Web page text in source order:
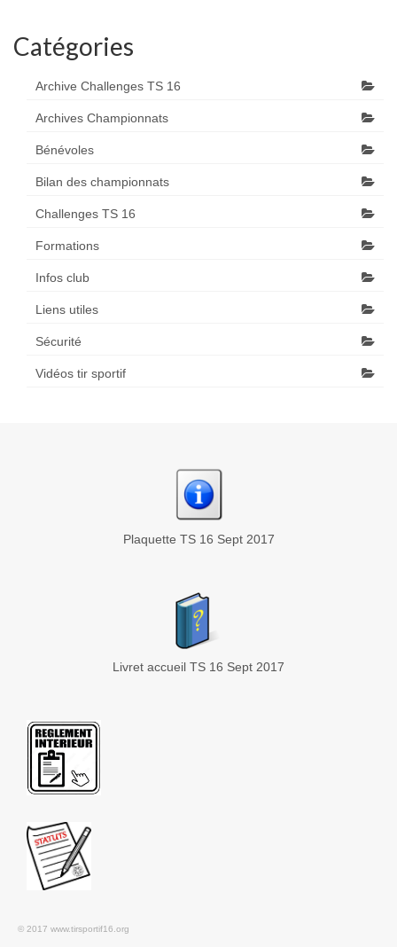
Catégories
Archive Challenges TS 16
Archives Championnats
Bénévoles
Bilan des championnats
Challenges TS 16
Formations
Infos club
Liens utiles
Sécurité
Vidéos tir sportif
Plaquette TS 16 Sept 2017
Livret accueil TS 16 Sept 2017
© 2017 www.tirsportif16.org